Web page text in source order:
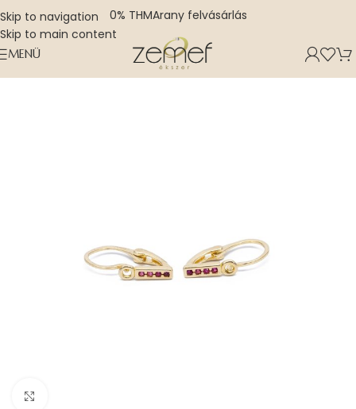
Skip to navigation
Skip to main content
0% THMArany felvásárlás
MENÜ